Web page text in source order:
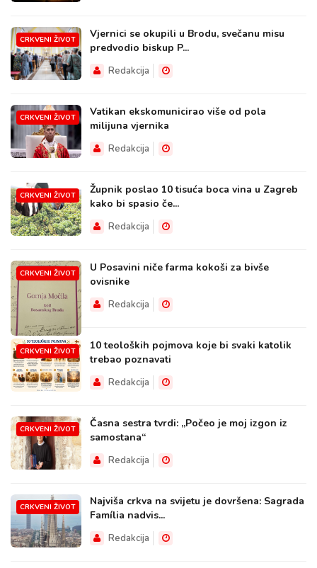
CRKVENI ŽIVOT
Vjernici se okupili u Brodu, svečanu misu
predvodio biskup P...
Redakcija
CRKVENI ŽIVOT
Vatikan ekskomunicirao više od pola
milijuna vjernika
Redakcija
CRKVENI ŽIVOT
Župnik poslao 10 tisuća boca vina u Zagreb
kako bi spasio če...
Redakcija
CRKVENI ŽIVOT
U Posavini niče farma kokoši za bivše
ovisnike
Redakcija
CRKVENI ŽIVOT
10 teoloških pojmova koje bi svaki katolik
trebao poznavati
Redakcija
CRKVENI ŽIVOT
Časna sestra tvrdi: „Počeo je moj izgon iz
samostana“
Redakcija
CRKVENI ŽIVOT
Najviša crkva na svijetu je dovršena: Sagrada
Família nadvis...
Redakcija